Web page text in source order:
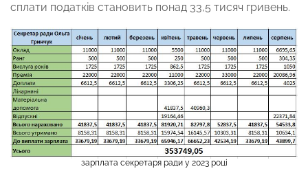
сплати податків становить понад 33,5 тисяч гривень.
зарплата секретаря ради у 2023 році